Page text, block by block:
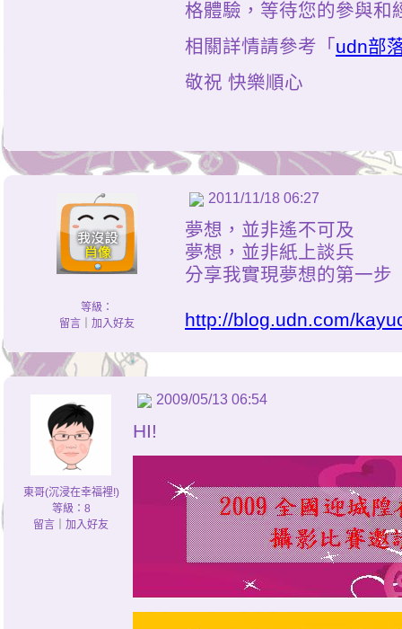
格體驗，等待您的參與和
相關詳情請參考「 udn部
敬祝 快樂順心
等級：
留言
加入好友
2011/11/18 06:27
夢想，並非遙不可及
夢想，並非紙上談兵
分享我實現夢想的第一步
http://blog.udn.com/
東哥(沉浸在幸福裡!)
等級：8
留言
加入好友
2009/05/13 06:54
HI!